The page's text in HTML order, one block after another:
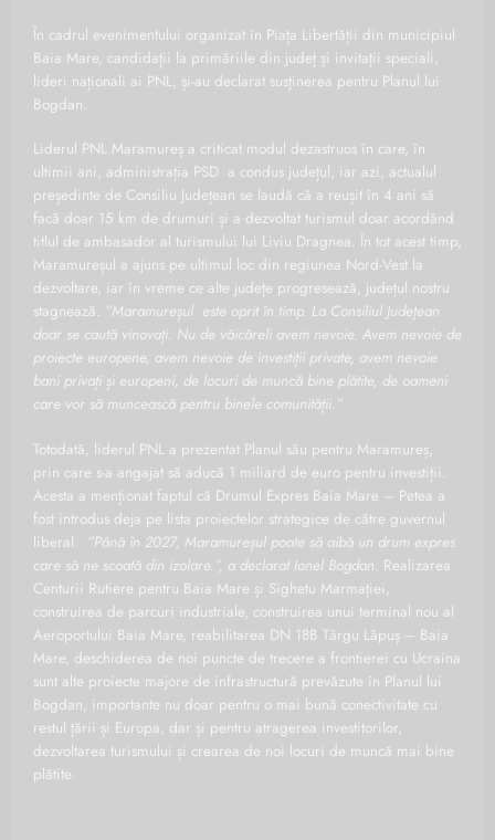
În cadrul evenimentului organizat în Piața Libertății din municipiul
Baia Mare, candidații la primăriile din județ și invitații speciali,
lideri naționali ai PNL, și-au declarat susținerea pentru Planul lui
Bogdan.
Liderul PNL Maramureș a criticat modul dezastruos în care, în
ultimii ani, administrația PSD a condus județul, iar azi, actualul
președinte de Consiliu Județean se laudă că a reușit în 4 ani să
facă doar 15 km de drumuri și a dezvoltat turismul doar acordând
titlul de ambasador al turismului lui Liviu Dragnea. În tot acest timp,
Maramureșul a ajuns pe ultimul loc din regiunea Nord-Vest la
dezvoltare, iar în vreme ce alte județe progresează, județul nostru
stagnează. ”Maramureșul este oprit în timp. La Consiliul Județean
doar se caută vinovați. Nu de văicăreli avem nevoie. Avem nevoie de
proiecte europene, avem nevoie de investiții private, avem nevoie
bani privați și europeni, de locuri de muncă bine plătite, de oameni
care vor să muncească pentru binele comunității.”
Totodată, liderul PNL a prezentat Planul său pentru Maramureș,
prin care s-a angajat să aducă 1 miliard de euro pentru investiții.
Acesta a menționat faptul că Drumul Expres Baia Mare – Petea a
fost introdus deja pe lista proiectelor strategice de către guvernul
liberal. ”Până în 2027, Maramureșul poate să aibă un drum expres
care să ne scoată din izolare.”, a declarat Ionel Bogdan. Realizarea
Centurii Rutiere pentru Baia Mare și Sighetu Marmației,
construirea de parcuri industriale, construirea unui terminal nou al
Aeroportului Baia Mare, reabilitarea DN 18B Târgu Lăpuș – Baia
Mare, deschiderea de noi puncte de trecere a frontierei cu Ucraina
sunt alte proiecte majore de infrastructură prevăzute în Planul lui
Bogdan, importante nu doar pentru o mai bună conectivitate cu
restul țării și Europa, dar și pentru atragerea investitorilor,
dezvoltarea turismului și crearea de noi locuri de muncă mai bine
plătite.